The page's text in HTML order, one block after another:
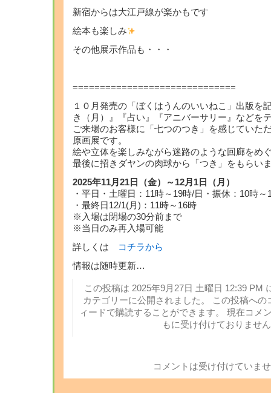
新宿からは大江戸線が楽かもです
絵本も楽しみ
その他展示作品も・・・
==============================
１０月発売の「ぼくはうんのいいねこ」出版を
き（月）』『占い』『アニバーサリー』などを
ご来場のお客様に「七つのつき」を感じていた
原画展です。
絵や立体を楽しみながら迷路のような回廊をめ
最後に招きダヤンの肉球から「つき」をもらい
2025年11月21日（金）～12月1日（月）
・平日・土曜日：11時～19時/日・振休：10時～
・最終日12/1(月)：11時～16時
※入場は閉場の30分前まで
※当日のみ再入場可能
詳しくは
コチラから
情報は随時更新…
この投稿は 2025年9月27日 土曜日 12:39 PM
カテゴリーに公開されました。 この投稿へ
ィードで購読することができます。 現在コメ
もに受け付けておりませ
コメントは受け付けていま